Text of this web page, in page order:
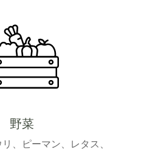
野菜
、ピーマン、レタス、